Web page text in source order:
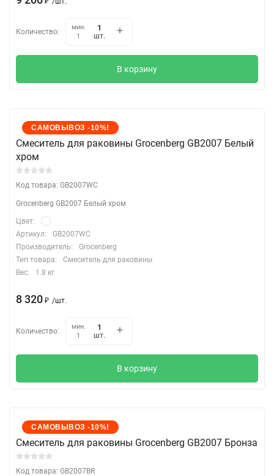
Количество:
мин.
1
шт.
В корзину
САМОВЫВОЗ -10%!
Cмеситель для раковины Grocenberg GB2007 Белый
хром
Код товара: GB2007WC
Grocenberg GB2007 Белый хром
Цвет:
Артикул:
GB2007WC
Производитель:
Grocenberg
Тип товара:
Смеситель для раковины
Вес:
1.8 кг
8 320 ₽ /шт.
Количество:
мин.
1
шт.
В корзину
САМОВЫВОЗ -10%!
Cмеситель для раковины Grocenberg GB2007 Бронза
Код товара: GB2007BR